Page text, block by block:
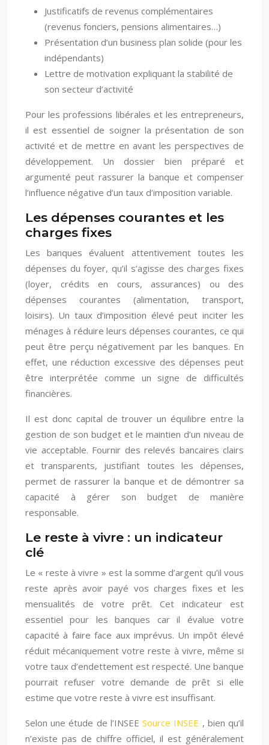
Justificatifs de revenus complémentaires
(revenus fonciers, pensions alimentaires…)
Présentation d’un business plan solide (pour les
indépendants)
Lettre de motivation expliquant la stabilité de
son secteur d’activité
Pour les professions libérales et les entrepreneurs,
il est essentiel de soigner la présentation de son
activité et de mettre en avant les perspectives de
développement. Un dossier bien préparé et
argumenté peut rassurer la banque et compenser
l’influence négative d’un taux d’imposition variable.
Les dépenses courantes et les
charges fixes
Les banques évaluent attentivement toutes les
dépenses du foyer, qu’il s’agisse des charges fixes
(loyer, crédits en cours, assurances) ou des
dépenses courantes (alimentation, transport,
loisirs). Un taux d’imposition élevé peut inciter les
ménages à réduire leurs dépenses courantes, ce qui
peut être perçu négativement par les banques. En
effet, une réduction excessive des dépenses peut
être interprétée comme un signe de difficultés
financières.
Il est donc capital de trouver un équilibre entre la
gestion de son budget et le maintien d’un niveau de
vie acceptable. Fournir des relevés bancaires clairs
et transparents, justifiant toutes les dépenses,
permet de rassurer la banque et de démontrer sa
capacité à gérer son budget de manière
responsable.
Le reste à vivre : un indicateur
clé
Le « reste à vivre » est la somme d’argent qu’il vous
reste après avoir payé vos charges fixes et les
mensualités de votre prêt. Cet indicateur est
essentiel pour les banques car il évalue votre
capacité à faire face aux imprévus. Un impôt élevé
réduit mécaniquement votre reste à vivre, même si
votre taux d’endettement est respecté. Une banque
pourrait refuser votre demande de prêt si elle
estime que votre reste à vivre est insuffisant.
Selon une étude de l’INSEESource INSEE , bien qu’il
n’existe pas de chiffre officiel, il est généralement